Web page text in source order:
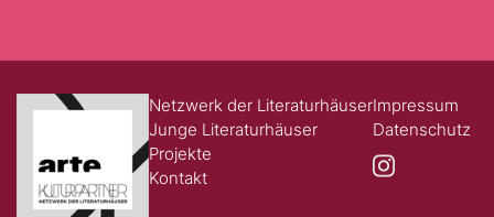
Netzwerk der Literaturhäuser
Junge Literaturhäuser
Projekte
Kontakt
Impressum
Datenschutz